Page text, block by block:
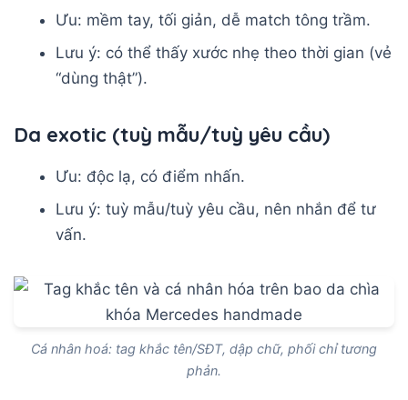
Ưu: mềm tay, tối giản, dễ match tông trầm.
Lưu ý: có thể thấy xước nhẹ theo thời gian (vẻ
“dùng thật”).
Da exotic (tuỳ mẫu/tuỳ yêu cầu)
Ưu: độc lạ, có điểm nhấn.
Lưu ý: tuỳ mẫu/tuỳ yêu cầu, nên nhắn để tư
vấn.
Cá nhân hoá: tag khắc tên/SĐT, dập chữ, phối chỉ tương
phản.